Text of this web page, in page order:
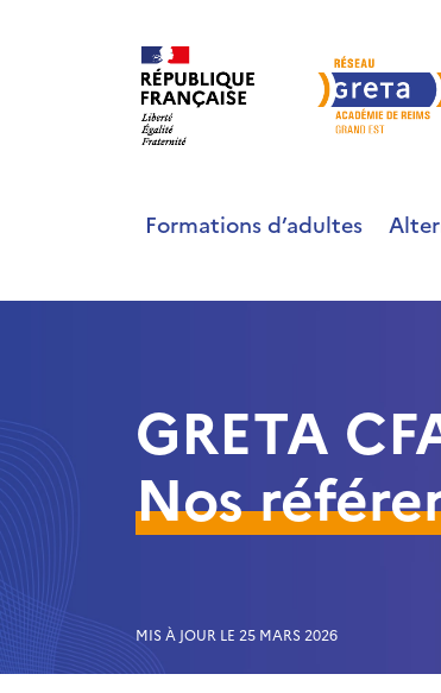
Formations d’adultes
GRETA
Nos
MIS À JOUR LE 25 MARS 2026